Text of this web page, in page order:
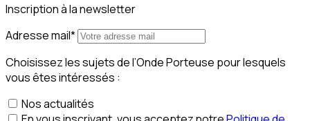
Inscription à la newsletter
Adresse mail*
Choisissez les sujets de l’Onde Porteuse pour lesquels
vous êtes intéressés :
Nos actualités